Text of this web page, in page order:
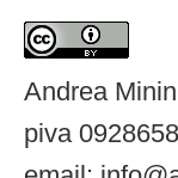
Andrea
piva